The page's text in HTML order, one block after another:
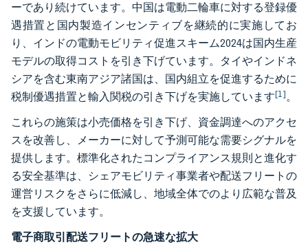
ーであり続けています。中国は電動二輪車に対する登録優
遇措置と国内製造インセンティブを継続的に実施してお
り、インドの電動モビリティ促進スキーム2024は国内生産
モデルの取得コストを引き下げています。タイやインドネ
シアを含む東南アジア諸国は、国内組立を促進するために
税制優遇措置と輸入関税の引き下げを実施しています[1]。
これらの施策は小売価格を引き下げ、資金調達へのアクセ
スを改善し、メーカーに対して予測可能な需要シグナルを
提供します。標準化されたコンプライアンス規則と進化す
る安全基準は、シェアモビリティ事業者や配送フリートの
運営リスクをさらに低減し、地域全体でのより広範な普及
を支援しています。
電子商取引配送フリートの急速な拡大